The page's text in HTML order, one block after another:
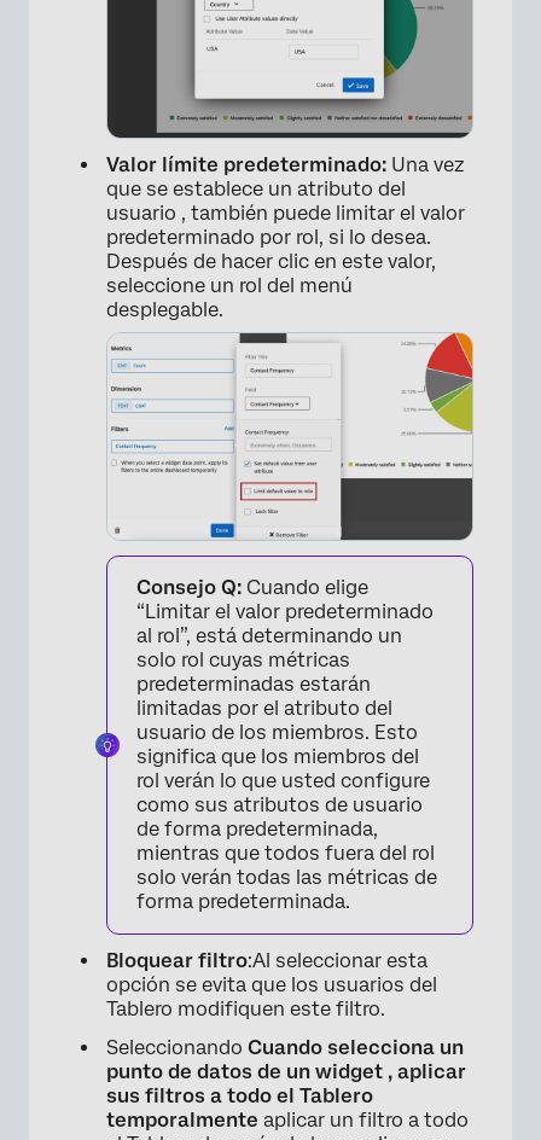
×
×
×
Valor límite predeterminado: Una vez
que se establece un atributo del
usuario , también puede limitar el valor
predeterminado por rol, si lo desea.
Después de hacer clic en este valor,
seleccione un rol del menú
desplegable.
Consejo Q: Cuando elige
“Limitar el valor predeterminado
al rol”, está determinando un
solo rol cuyas métricas
predeterminadas estarán
limitadas por el atributo del
usuario de los miembros. Esto
significa que los miembros del
rol verán lo que usted configure
como sus atributos de usuario
de forma predeterminada,
mientras que todos fuera del rol
solo verán todas las métricas de
forma predeterminada.
Bloquear filtro:Al seleccionar esta
opción se evita que los usuarios del
Tablero modifiquen este filtro.
Seleccionando Cuando selecciona un
punto de datos de un widget , aplicar
sus filtros a todo el Tablero
temporalmente aplicar un filtro a todo